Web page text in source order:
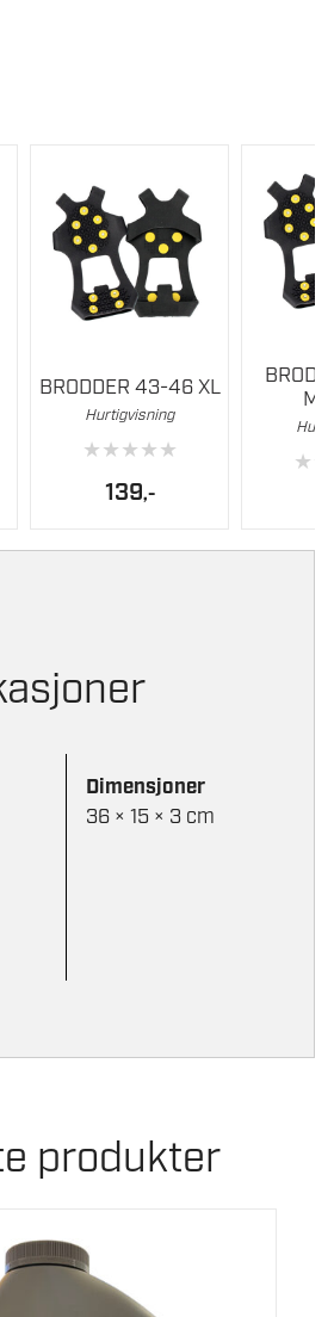
BRODDER 43-46 XL
Hurtigvisning
★★★★★
139,-
★
Dimensjoner
36 × 15 × 3 cm
produkter